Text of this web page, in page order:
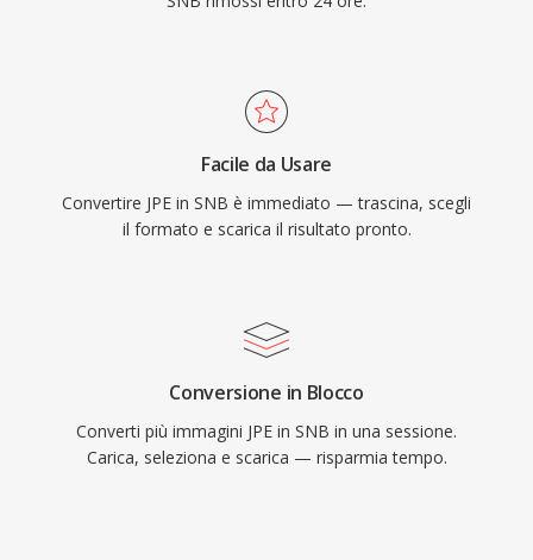
Facile da Usare
Convertire JPE in SNB è immediato — trascina, scegli
il formato e scarica il risultato pronto.
Conversione in Blocco
Converti più immagini JPE in SNB in una sessione.
Carica, seleziona e scarica — risparmia tempo.